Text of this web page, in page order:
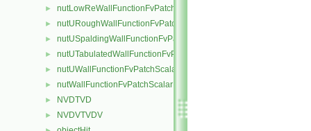
► nutLowReWallFunctionFvPatchScalarField
► nutURoughWallFunctionFvPatchScalarField
► nutUSpaldingWallFunctionFvPatchScalarField
► nutUTabulatedWallFunctionFvPatchScalarField
► nutUWallFunctionFvPatchScalarField
► nutWallFunctionFvPatchScalarField
► NVDTVD
► NVDVTVDV